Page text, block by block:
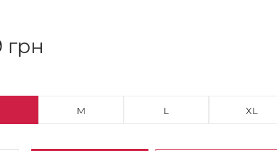
грн
M L XL